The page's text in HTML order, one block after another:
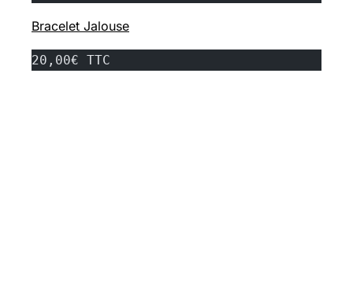
Bracelet Jalouse
20,00€ TTC